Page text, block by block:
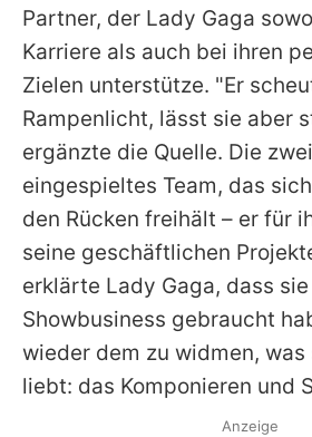
Partner, der Lady Gaga
Karriere als auch bei ihren
Zielen unterstütze. "Er
Rampenlicht, lässt sie aber
ergänzte die Quelle. Die
eingespieltes Team, das
den Rücken freihält – er für
seine geschäftlichen
erklärte Lady Gaga, dass
Showbusiness gebraucht
wieder dem zu widmen,
liebt: das Komponieren und
Anzeige